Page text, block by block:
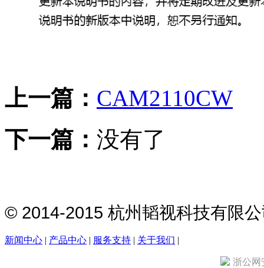
上一篇： CAM2110CW
下一篇： 没有了
© 2014-2015 杭州韬视科技有限
新闻中心 | 产品中心 | 服务支持 | 关于我们 |
浙公网